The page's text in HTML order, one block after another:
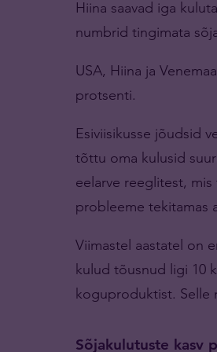
Hiina saavad iga
numbrid tingimata
USA, Hiina ja
protsenti.
Esiviisikusse jõudsid
tõttu oma kulusid
eelarve reeglitest,
probleeme tekitamas
Viimastel aastatel on
kulud tõusnud ligi 10
koguproduktist. Selle
Sõjakulutuste kasv